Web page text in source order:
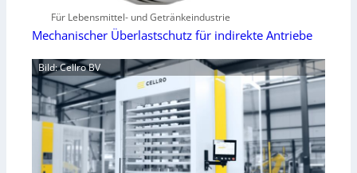
Für Lebensmittel- und Getränkeindustrie
Mechanischer Überlastschutz für indirekte Antriebe
Bild: Cellro BV